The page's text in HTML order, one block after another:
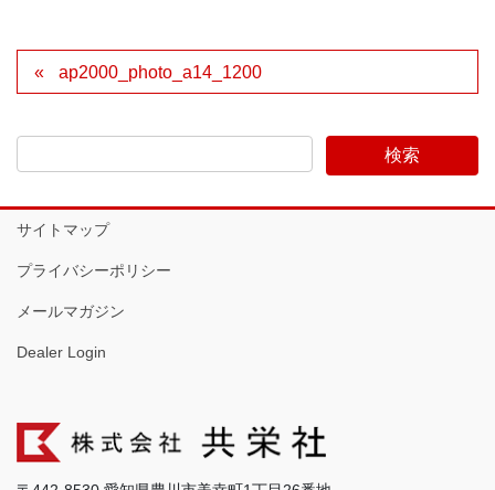
ap2000_photo_a14_1200
サイトマップ
プライバシーポリシー
メールマガジン
Dealer Login